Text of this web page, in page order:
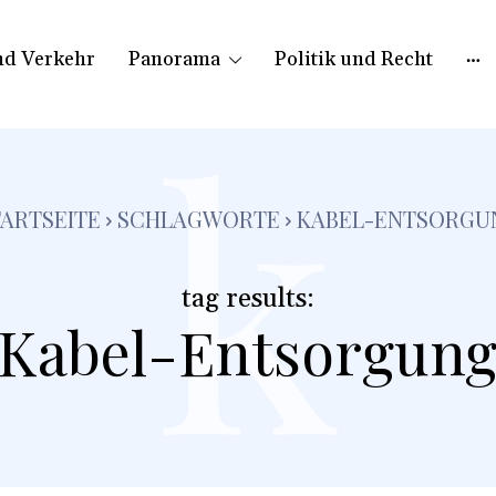
Verkehr Panorama Politik und Recht
SCHLAGWORTE KABEL-
tag results:
k